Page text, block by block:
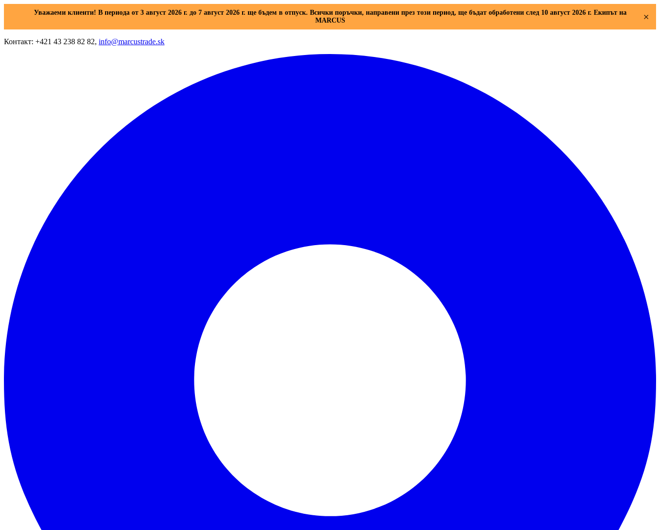
Уважаеми клиенти! В периода от 3 август 2026 г. до 7 август 2026 г. ще бъдем в отпуск. Всички поръчки, направени през този период, ще бъдат обработени след 10 август 2026 г. Екипът на
MARCUS
×
Контакт: +421 43 238 82 82, info@marcustrade.sk